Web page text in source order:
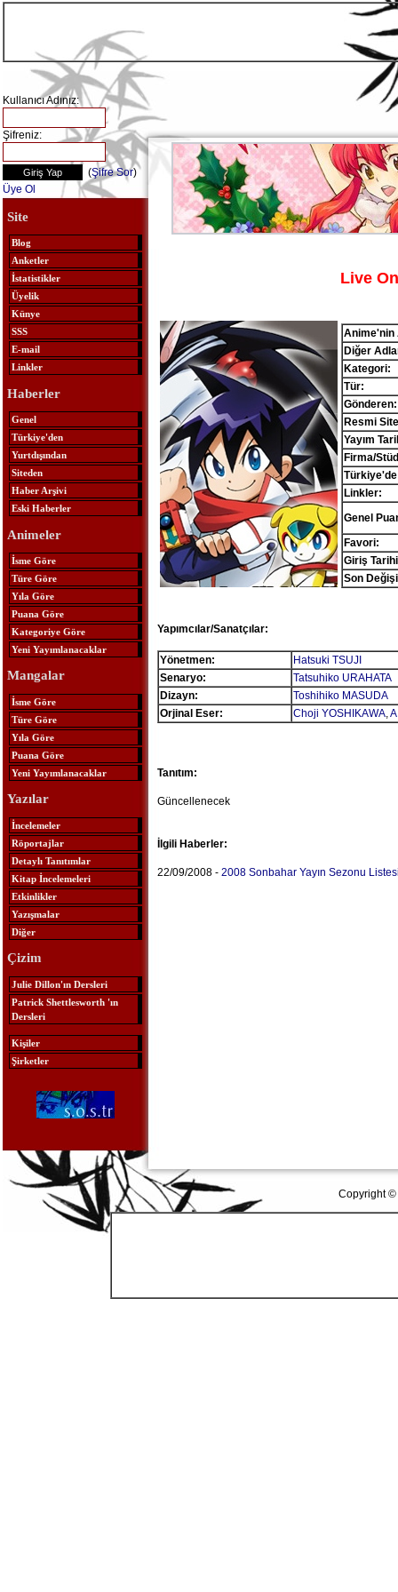
Kullanıcı Adınız:
Şifreniz:
(Şifre Sor)
Üye Ol
Site
Blog
Anketler
İstatistikler
Üyelik
Künye
SSS
E-mail
Linkler
Haberler
Genel
Türkiye'den
Yurtdışından
Siteden
Haber Arşivi
Eski Haberler
Animeler
İsme Göre
Türe Göre
Yıla Göre
Puana Göre
Kategoriye Göre
Yeni Yayımlanacaklar
Mangalar
İsme Göre
Türe Göre
Yıla Göre
Puana Göre
Yeni Yayımlanacaklar
Yazılar
İncelemeler
Röportajlar
Detaylı Tanıtımlar
Kitap İncelemeleri
Etkinlikler
Yazışmalar
Diğer
Çizim
Julie Dillon'ın Dersleri
Patrick Shettlesworth 'ın
Dersleri
Kişiler
Şirketler
Live
Anime'nin
Diğer
Kategori:
Tür:
Gönderen:
Resmi
Yayım
Firma/
Linkler:
Genel
Favori:
Giriş
Son
Yapımcılar/Sanatçılar:
Yönetmen:
Hatsuki TSUJI
Senaryo:
Tatsuhiko URAHATA
Dizayn:
Toshihiko MASUDA
Orjinal Eser:
Choji YOSHIKAWA,
Tanıtım:
Güncellenecek
İlgili Haberler:
22/09/2008 - 2008 Sonbahar Yayın Sezonu
Copyright ©